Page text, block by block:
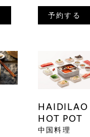
予約する
HAIDILAO
HOT POT
中国料理